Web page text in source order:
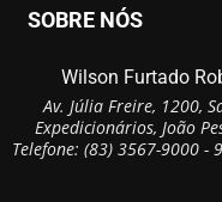
SOBRE NÓS
Wilson Furtado
Av. Júlia Freire, 1200,
Expedicionários, João
Telefone: (83) 3567-9000 -